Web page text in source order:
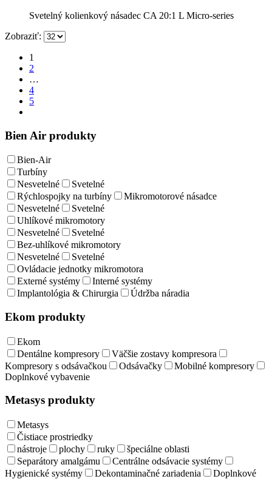
Svetelný kolienkový násadec CA 20:1 L Micro-series
Zobraziť:
1
2
…
4
5
Bien Air produkty
Bien-Air
Turbíny
Nesvetelné
Svetelné
Rýchlospojky na turbíny
Mikromotorové násadce
Nesvetelné
Svetelné
Uhlíkové mikromotory
Nesvetelné
Svetelné
Bez-uhlíkové mikromotory
Nesvetelné
Svetelné
Ovládacie jednotky mikromotora
Externé systémy
Interné systémy
Implantológia & Chirurgia
Údržba náradia
Ekom produkty
Ekom
Dentálne kompresory
Väčšie zostavy kompresora
Kompresory s odsávačkou
Odsávačky
Mobilné kompresory
Doplnkové vybavenie
Metasys produkty
Metasys
Čistiace prostriedky
nástroje
plochy ruky
špeciálne oblasti
Separátory amalgámu
Centrálne odsávacie systémy
Hygienické systémy
Dekontaminačné zariadenia Doplnkové